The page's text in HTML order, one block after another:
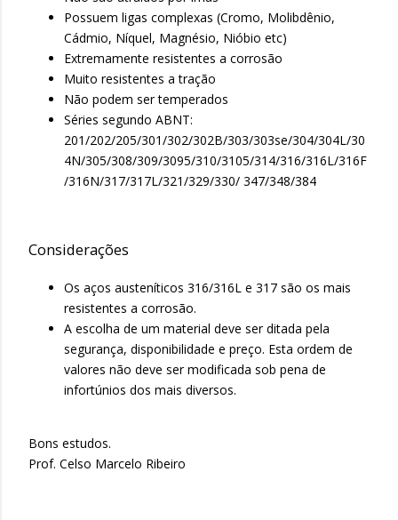
Possuem ligas complexas (Cromo, Molibdênio,
Cádmio, Níquel, Magnésio, Nióbio etc)
Extremamente resistentes a corrosão
Muito resistentes a tração
Não podem ser temperados
Séries segundo ABNT:
201/202/205/301/302/302B/303/303se/304/304L/30
4N/305/308/309/3095/310/3105/314/316/316L/316F
/316N/317/317L/321/329/330/ 347/348/384
Considerações
Os aços austeníticos 316/316L e 317 são os mais
resistentes a corrosão.
A escolha de um material deve ser ditada pela
segurança, disponibilidade e preço. Esta ordem de
valores não deve ser modificada sob pena de
infortúnios dos mais diversos.
Bons estudos.
Prof. Celso Marcelo Ribeiro